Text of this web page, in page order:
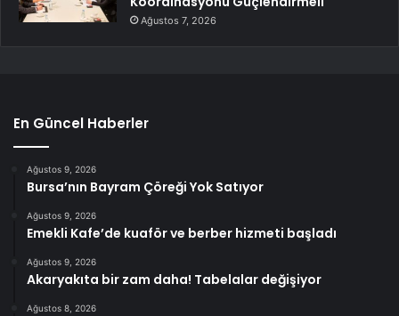
Ağustos 7, 2026
En Güncel Haberler
Ağustos 9, 2026
Bursa’nın Bayram Çöreği Yok Satıyor
Ağustos 9, 2026
Emekli Kafe’de kuaför ve berber hizmeti başladı
Ağustos 9, 2026
Akaryakıta bir zam daha! Tabelalar değişiyor
Ağustos 8, 2026